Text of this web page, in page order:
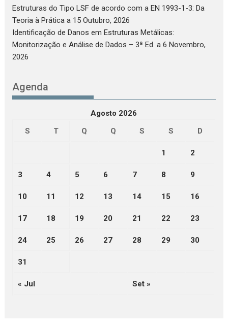
Estruturas do Tipo LSF de acordo com a EN 1993-1-3: Da
Teoria à Prática a 15 Outubro, 2026
Identificação de Danos em Estruturas Metálicas:
Monitorização e Análise de Dados – 3ª Ed. a 6 Novembro,
2026
Agenda
Agosto 2026
S
T Q Q S S D
1 2
3 4 5 6 7 8 9
10 11 12 13 14 15 16
17 18 19 20 21 22 23
24 25 26 27 28 29 30
31
« Jul Set »